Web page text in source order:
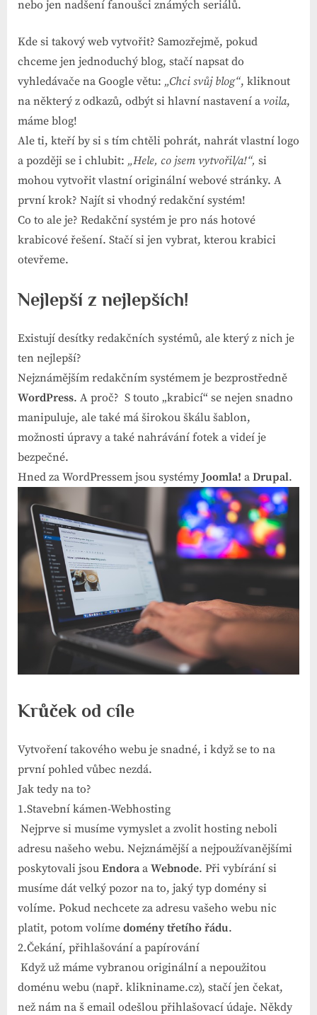
nebo jen nadšení fanoušci známých seriálů.
Kde si takový web vytvořit? Samozřejmě, pokud
chceme jen jednoduchý blog, stačí napsat do
vyhledávače na Google větu: „Chci svůj blog“, kliknout
na některý z odkazů, odbýt si hlavní nastavení a voila,
máme blog!
Ale ti, kteří by si s tím chtěli pohrát, nahrát vlastní logo
a později se i chlubit: „Hele, co jsem vytvořil/a!“, si
mohou vytvořit vlastní originální webové stránky. A
první krok? Najít si vhodný redakční systém!
Co to ale je? Redakční systém je pro nás hotové
krabicové řešení. Stačí si jen vybrat, kterou krabici
otevřeme.
Nejlepší z nejlepších!
Existují desítky redakčních systémů, ale který z nich je
ten nejlepší?
Nejznámějším redakčním systémem je bezprostředně
WordPress. A proč? S touto „krabicí“ se nejen snadno
manipuluje, ale také má širokou škálu šablon,
možnosti úpravy a také nahrávání fotek a videí je
bezpečné.
Hned za WordPressem jsou systémy Joomla! a Drupal.
Krůček od cíle
Vytvoření takového webu je snadné, i když se to na
první pohled vůbec nezdá.
Jak tedy na to?
1.Stavební kámen-Webhosting
Nejprve si musíme vymyslet a zvolit hosting neboli
adresu našeho webu. Nejznámější a nejpoužívanějšími
poskytovali jsou Endora a Webnode. Při vybírání si
musíme dát velký pozor na to, jaký typ domény si
volíme. Pokud nechcete za adresu vašeho webu nic
platit, potom volíme domény třetího řádu.
2.Čekání, přihlašování a papírování
Když už máme vybranou originální a nepoužitou
doménu webu (např. klikniname.cz), stačí jen čekat,
než nám na š email odešlou přihlašovací údaje. Někdy